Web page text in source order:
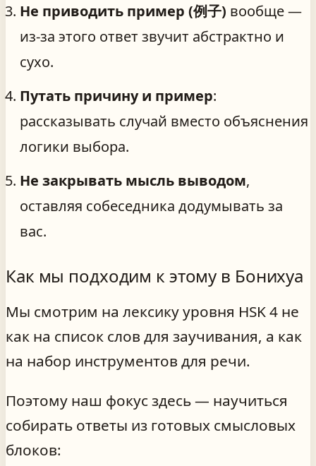
Не приводить пример (例子) вообще —
из-за этого ответ звучит абстрактно и
сухо.
Путать причину и пример:
рассказывать случай вместо объяснения
логики выбора.
Не закрывать мысль выводом,
оставляя собеседника додумывать за
вас.
Как мы подходим к этому в Бонихуа
Мы смотрим на лексику уровня HSK 4 не
как на список слов для заучивания, а как
на набор инструментов для речи.
Поэтому наш фокус здесь — научиться
собирать ответы из готовых смысловых
блоков: